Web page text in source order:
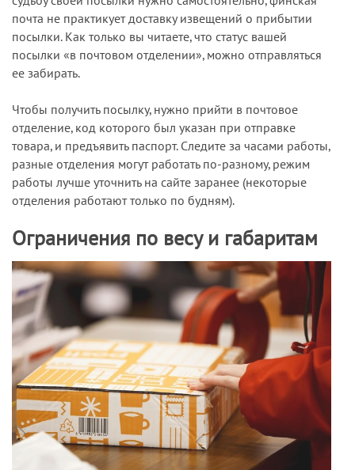
почта не практикует доставку извещений о прибытии
посылки. Как только вы читаете, что статус вашей
посылки «в почтовом отделении», можно отправляться
ее забирать.
Чтобы получить посылку, нужно прийти в почтовое
отделение, код которого был указан при отправке
товара, и предъявить паспорт. Следите за часами работы,
разные отделения могут работать по-разному, режим
работы лучше уточнить на сайте заранее (некоторые
отделения работают только по будням).
Ограничения по весу и габаритам